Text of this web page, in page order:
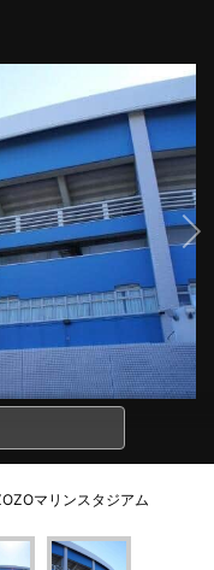
マリンスタジアム